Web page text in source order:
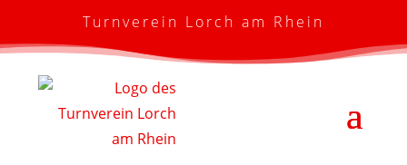
Turnverein Lorch am Rhein